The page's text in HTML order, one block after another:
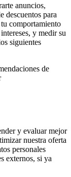
anuncios,
descuentos para
comportamiento
y medir su
siguientes
de
y evaluar mejor
nuestra oferta
personales
externos, si ya